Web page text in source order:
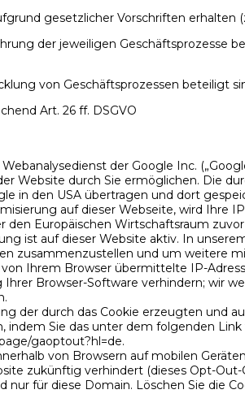
gesetzlicher Vorschriften erhalten
der jeweiligen Geschäftsprozesse
von Geschäftsprozessen beteiligt
Art. 26 ff. DSGVO
der Google Inc.
Website durch Sie ermöglichen. Die
in den USA übertragen und dort
auf dieser Webseite, wird Ihre
Europäischen Wirtschaftsraum
ist auf dieser Website aktiv. In
zusammenzustellen und um weitere
Ihrem Browser übermittelte IP-
Browser-Software verhindern; wir
der durch das Cookie erzeugten und
indem Sie das unter dem folgenden
gaoptout?hl=de.
von Browsern auf mobilen
zukünftig verhindert (dieses Opt-Out-
für diese Domain. Löschen Sie die